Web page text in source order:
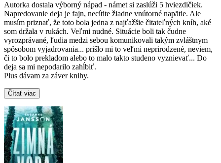
Autorka dostala výborný nápad - námet si zaslúži 5 hviezdičiek.
Napredovanie deja je fajn, necítite žiadne vnútorné napätie. Ale
musím priznať, že toto bola jedna z najťažšie čitateľných kníh, aké
som držala v rukách. Veľmi nudné. Situácie boli tak čudne
vyrozprávané, ľudia medzi sebou komunikovali takým zvláštnym
spôsobom vyjadrovania... prišlo mi to veľmi neprirodzené, neviem,
či to bolo prekladom alebo to malo takto studeno vyznievať... Do
deja sa mi nepodarilo zahĺbiť.
Plus dávam za záver knihy.
Čítať viac